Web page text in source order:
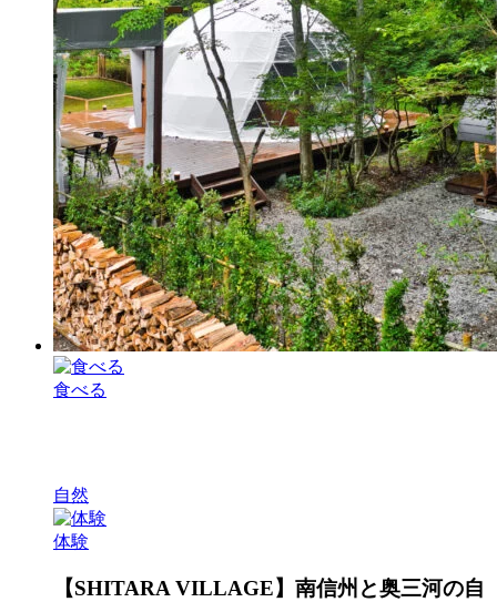
食べる
自然
体験
【SHITARA VILLAGE】南信州と奥三河の自